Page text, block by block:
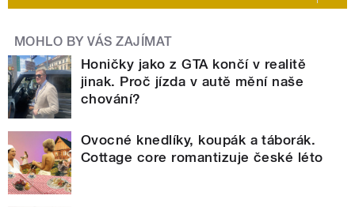
MOHLO BY VÁS ZAJÍMAT
Honičky jako z GTA končí v realitě
jinak. Proč jízda v autě mění naše
chování?
Ovocné knedlíky, koupák a táborák.
Cottage core romantizuje české léto